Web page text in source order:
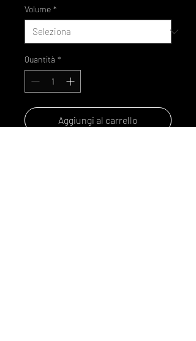
Volume *
Quantità *
Aggiungi al carrello